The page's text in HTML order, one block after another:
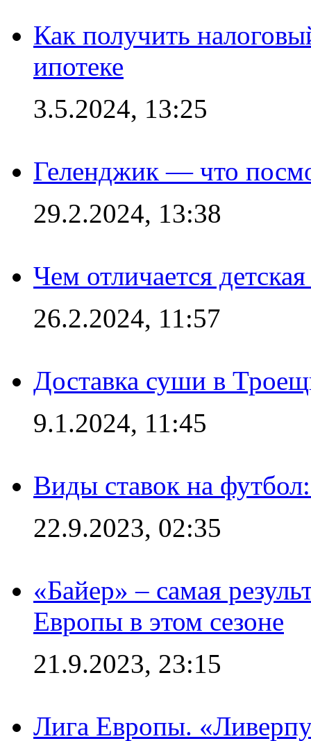
Как получить
ипотеке
3.5.2024, 13:25
Геленджик — что
29.2.2024, 13:38
Чем отличается
26.2.2024, 11:57
Доставка суши в
9.1.2024, 11:45
Виды ставок на
22.9.2023, 02:35
«Байер» – самая
Европы в этом сезоне
21.9.2023, 23:15
Лига Европы.